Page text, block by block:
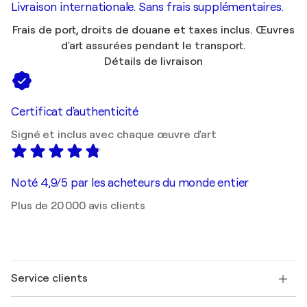
Livraison internationale. Sans frais supplémentaires.
Frais de port, droits de douane et taxes inclus. Œuvres
d'art assurées pendant le transport.
Détails de livraison
Certificat d'authenticité
Signé et inclus avec chaque œuvre d'art
Noté 4,9/5 par les acheteurs du monde entier
Plus de 20 000 avis clients
Service clients